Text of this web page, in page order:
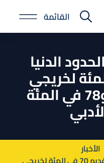
E-
Portal
القائمة
الدنيا
في المئة لخريجي
القسم العلمي و78 في المئة
الأخبار